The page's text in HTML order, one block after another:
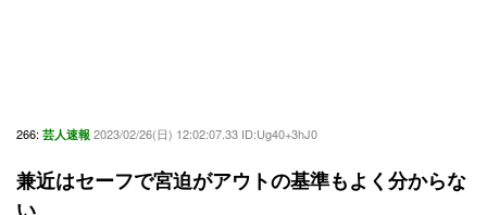
266: 芸人速報 2023/02/26(日) 12:02:07.33 ID:Ug40+3hJ0
兼近はセーフで宮迫がアウトの基準もよく分からな